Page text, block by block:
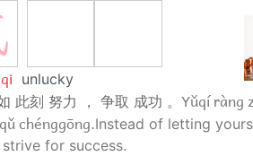
unlucky
此刻 努力 ， 争取 成功 。 Yǔqí ràng
chénggōng.Instead of letting
for success.